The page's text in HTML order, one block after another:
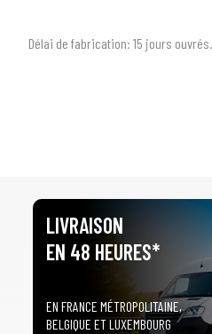
Tous les modèles
Délai de fabrication: 15 jours ouvrés.
LIVRAISON
EN 48 HEURES*
EN FRANCE MÉTROPOLITAINE,
BELGIQUE ET LUXEMBOURG